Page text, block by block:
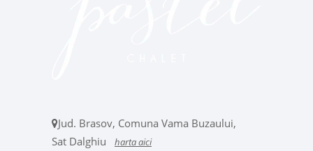
Jud. Brasov, Comuna Vama Buzaului,
Sat Dalghiu
harta aici